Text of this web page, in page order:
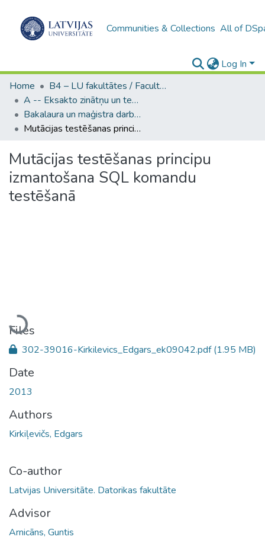
Communities & Collections All of
Log In
Home
B4 – LU fakultātes / Faculties of the UL
A -- Eksakto zinātņu un tehnoloģiju fakultāte / Faculty of Science and Technology
Bakalaura un maģistra darbi (EZTF) / Bachelor's and Master's theses
Mutācijas testēšanas principu izmantošana SQL komandu testēšanā
Mutācijas testēšanas principu
izmantošana SQL komandu
testēšanā
Loading...
Files
302-39016-Kirkilevics_Edgars_ek09042.pdf(1.95 MB)
Date
2013
Authors
Kirkiļevičs, Edgars
Co-author
Latvijas Universitāte. Datorikas fakultāte
Advisor
Arnicāns, Guntis